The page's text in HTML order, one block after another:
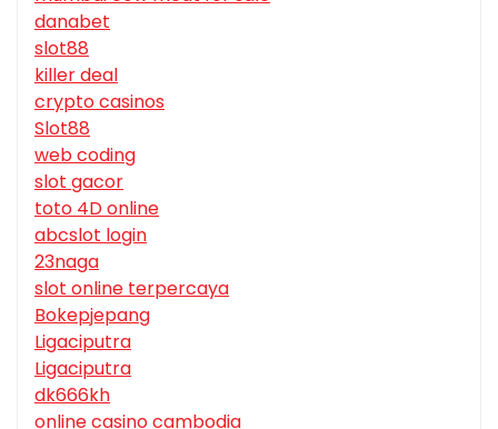
danabet
slot88
killer deal
crypto casinos
Slot88
web coding
slot gacor
toto 4D online
abcslot login
23naga
slot online terpercaya
Bokepjepang
Ligaciputra
Ligaciputra
dk666kh
online casino cambodia